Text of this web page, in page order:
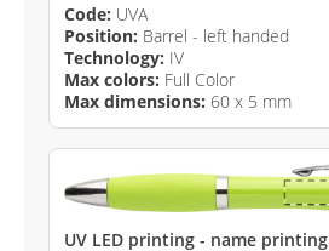
Code: UVA
Position: Barrel - left handed
Technology: IV
Max colors: Full Color
Max dimensions: 60 x 5 mm
UV LED printing - name printing